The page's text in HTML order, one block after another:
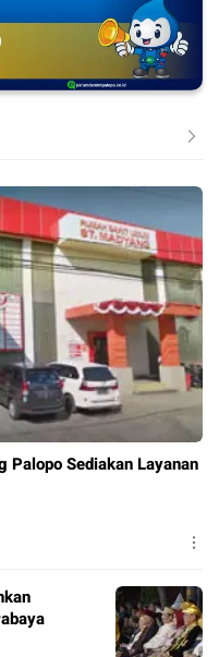
Palopo Sediakan Layanan